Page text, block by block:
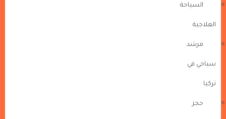
السياحة
العلاجية
مرشد
سياحي في
تركيا
حجز